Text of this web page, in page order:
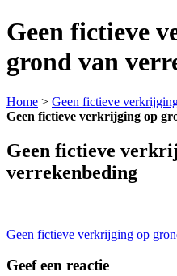
Geen fictieve
grond van
Home > Geen fictieve
Geen fictieve verkrijging op
Geen fictieve
verrekenbeding
Bericht
navigatie
Geen fictieve verkrijging op
Geef een reactie